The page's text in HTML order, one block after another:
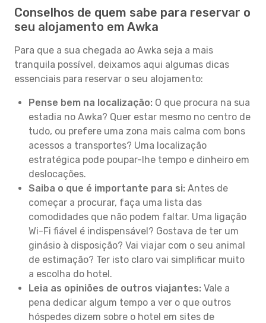
Conselhos de quem sabe para reservar o
seu alojamento em Awka
Para que a sua chegada ao Awka seja a mais
tranquila possível, deixamos aqui algumas dicas
essenciais para reservar o seu alojamento:
Pense bem na localização: O que procura na sua
estadia no Awka? Quer estar mesmo no centro de
tudo, ou prefere uma zona mais calma com bons
acessos a transportes? Uma localização
estratégica pode poupar-lhe tempo e dinheiro em
deslocações.
Saiba o que é importante para si: Antes de
começar a procurar, faça uma lista das
comodidades que não podem faltar. Uma ligação
Wi-Fi fiável é indispensável? Gostava de ter um
ginásio à disposição? Vai viajar com o seu animal
de estimação? Ter isto claro vai simplificar muito
a escolha do hotel.
Leia as opiniões de outros viajantes: Vale a
pena dedicar algum tempo a ver o que outros
hóspedes dizem sobre o hotel em sites de